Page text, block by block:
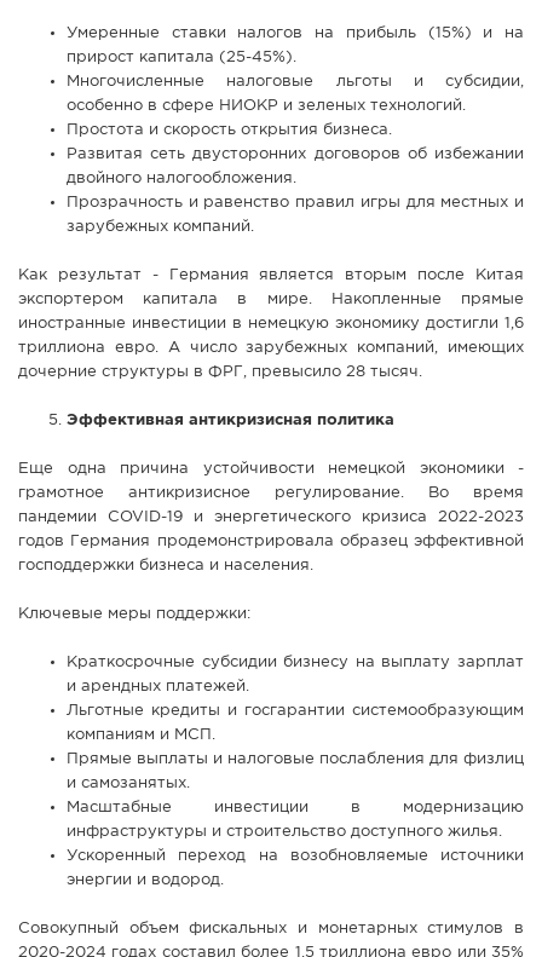
Умеренные ставки налогов на прибыль (15%) и на
прирост капитала (25-45%).
Многочисленные налоговые льготы и субсидии,
особенно в сфере НИОКР и зеленых технологий.
Простота и скорость открытия бизнеса.
Развитая сеть двусторонних договоров об избежании
двойного налогообложения.
Прозрачность и равенство правил игры для местных и
зарубежных компаний.
Как результат - Германия является вторым после Китая
экспортером капитала в мире. Накопленные прямые
иностранные инвестиции в немецкую экономику достигли 1,6
триллиона евро. А число зарубежных компаний, имеющих
дочерние структуры в ФРГ, превысило 28 тысяч.
Эффективная антикризисная политика
Еще одна причина устойчивости немецкой экономики -
грамотное антикризисное регулирование. Во время
пандемии COVID-19 и энергетического кризиса 2022-2023
годов Германия продемонстрировала образец эффективной
господдержки бизнеса и населения.
Ключевые меры поддержки:
Краткосрочные субсидии бизнесу на выплату зарплат
и арендных платежей.
Льготные кредиты и госгарантии системообразующим
компаниям и МСП.
Прямые выплаты и налоговые послабления для физлиц
и самозанятых.
Масштабные инвестиции в модернизацию
инфраструктуры и строительство доступного жилья.
Ускоренный переход на возобновляемые источники
энергии и водород.
Совокупный объем фискальных и монетарных стимулов в
2020-2024 годах составил более 1,5 триллиона евро или 35%